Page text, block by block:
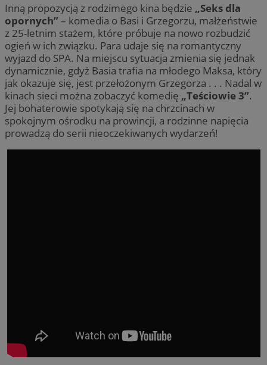
Inną propozycją z rodzimego kina będzie „Seks dla
opornych” – komedia o Basi i Grzegorzu, małżeństwie
z 25-letnim stażem, które próbuje na nowo rozbudzić
ogień w ich związku. Para udaje się na romantyczny
wyjazd do SPA. Na miejscu sytuacja zmienia się jednak
dynamicznie, gdyż Basia trafia na młodego Maksa, który
jak okazuje się, jest przełożonym Grzegorza . . . Nadal w
kinach sieci można zobaczyć komedię „Teściowie 3”.
Jej bohaterowie spotykają się na chrzcinach w
spokojnym ośrodku na prowincji, a rodzinne napięcia
prowadzą do serii nieoczekiwanych wydarzeń!